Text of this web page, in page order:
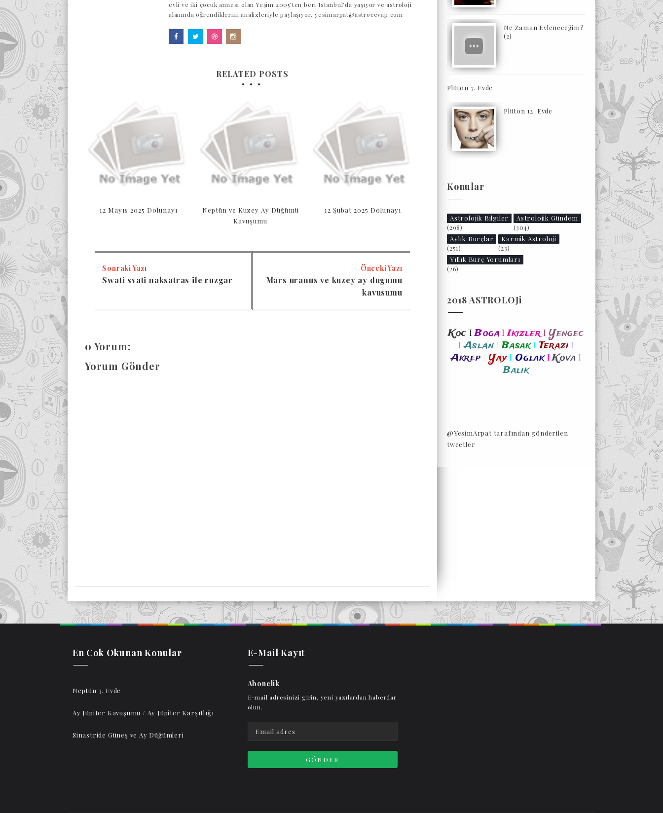
evli ve iki çocuk annesi olan Yeşim 2005’ten beri Istanbul’da yaşıyor ve astroloji
alanında öğrendiklerini analizleriyle paylaşıyor. yesimarpat@astrocevap.com
RELATED POSTS
12 Mayıs 2025 Dolunayı
Neptün ve Kuzey Ay Düğümü
Kavuşumu
12 Şubat 2025 Dolunayı
Sonraki Yazı
Swati svati naksatras ile ruzgar
Önceki Yazı
Mars uranus ve kuzey ay dugumu
kavusumu
0 Yorum:
Yorum Gönder
Ne Zaman Evleneceğim?
(2)
Plüton 7. Evde
Plüton 12. Evde
Konular
Astrolojik Bilgiler
(298)
Astrolojik Gündem
(304)
Aylık Burçlar
(251)
Karmik Astroloji
(23)
Yıllık Burç Yorumları
(26)
2018 ASTROLOJi
Koc I Boga I Ikizler I Yengec
I Aslan I Basak I Terazi I
Akrep Yay I Oglak I Kova I
Balik
@YesimArpat tarafından gönderilen
tweetler
En Cok Okunan Konular
Neptün 3. Evde
Ay Jüpiter Kavuşumu / Ay Jüpiter Karşıtlığı
Sinastride Güneş ve Ay Düğümleri
E-Mail Kayıt
Abonelik
E-mail adresinizi girin, yeni yazılardan haberdar
olun.